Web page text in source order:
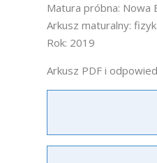
Matura próbna: Nowa
Arkusz maturalny:
Rok: 2019
Arkusz PDF i